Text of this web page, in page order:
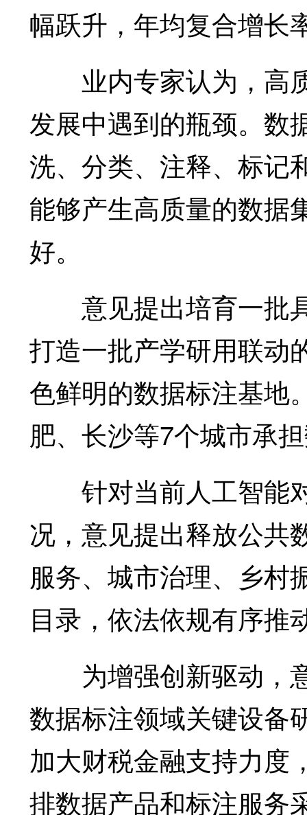
幅跃升，年均复合增长
业内专家认为，高
发展中遇到的瓶颈。数
洗、分类、注释、标记
能够产生高质量的数据
好。
意见提出培育一批
打造一批产学研用联动
色鲜明的数据标注基地
肥、长沙等7个城市承
针对当前人工智能
况，意见提出释放公共
服务、城市治理、乡村
目录，依法依规有序推
为增强创新驱动，
数据标注领域关键设备
加大财税金融支持力度
排数据产品和标注服务